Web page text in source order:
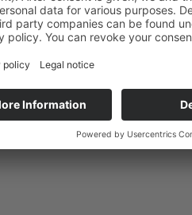
o nefinančních aspektech,
. Splněním očekávání
Konkurenční výhoda
rozvoje podniku,
standardu jsou navíc